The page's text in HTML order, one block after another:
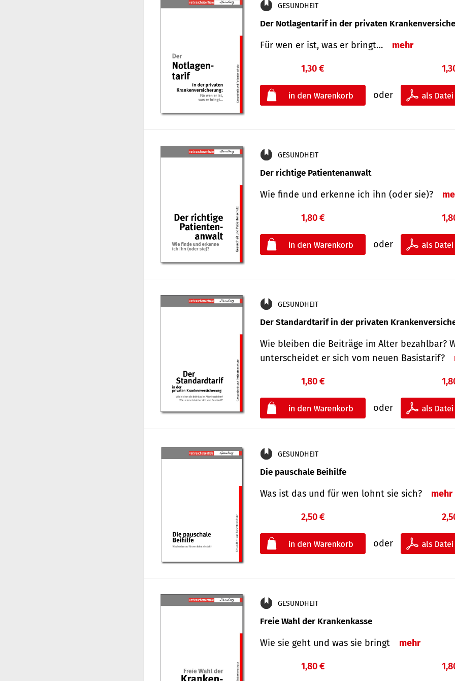
GESUNDHEIT
Der Notlagentarif in der privaten
Für wen er ist, was er bringt… mehr
1,30 €
oder
GESUNDHEIT
Der richtige Patientenanwalt
Wie finde und erkenne ich ihn (oder sie)?
1,80 €
oder
GESUNDHEIT
Der Standard­tarif in der privaten
Wie bleiben die Beiträge im Alter bezahlbar?
unterscheidet er sich vom neuen Basistarif?
1,80 €
oder
GESUNDHEIT
Die pauschale Beihilfe
Was ist das und für wen lohnt sie sich? mehr
2,50 €
oder
GESUNDHEIT
Freie Wahl der Krankenkasse
Wie sie geht und was sie bringt mehr
1,80 €